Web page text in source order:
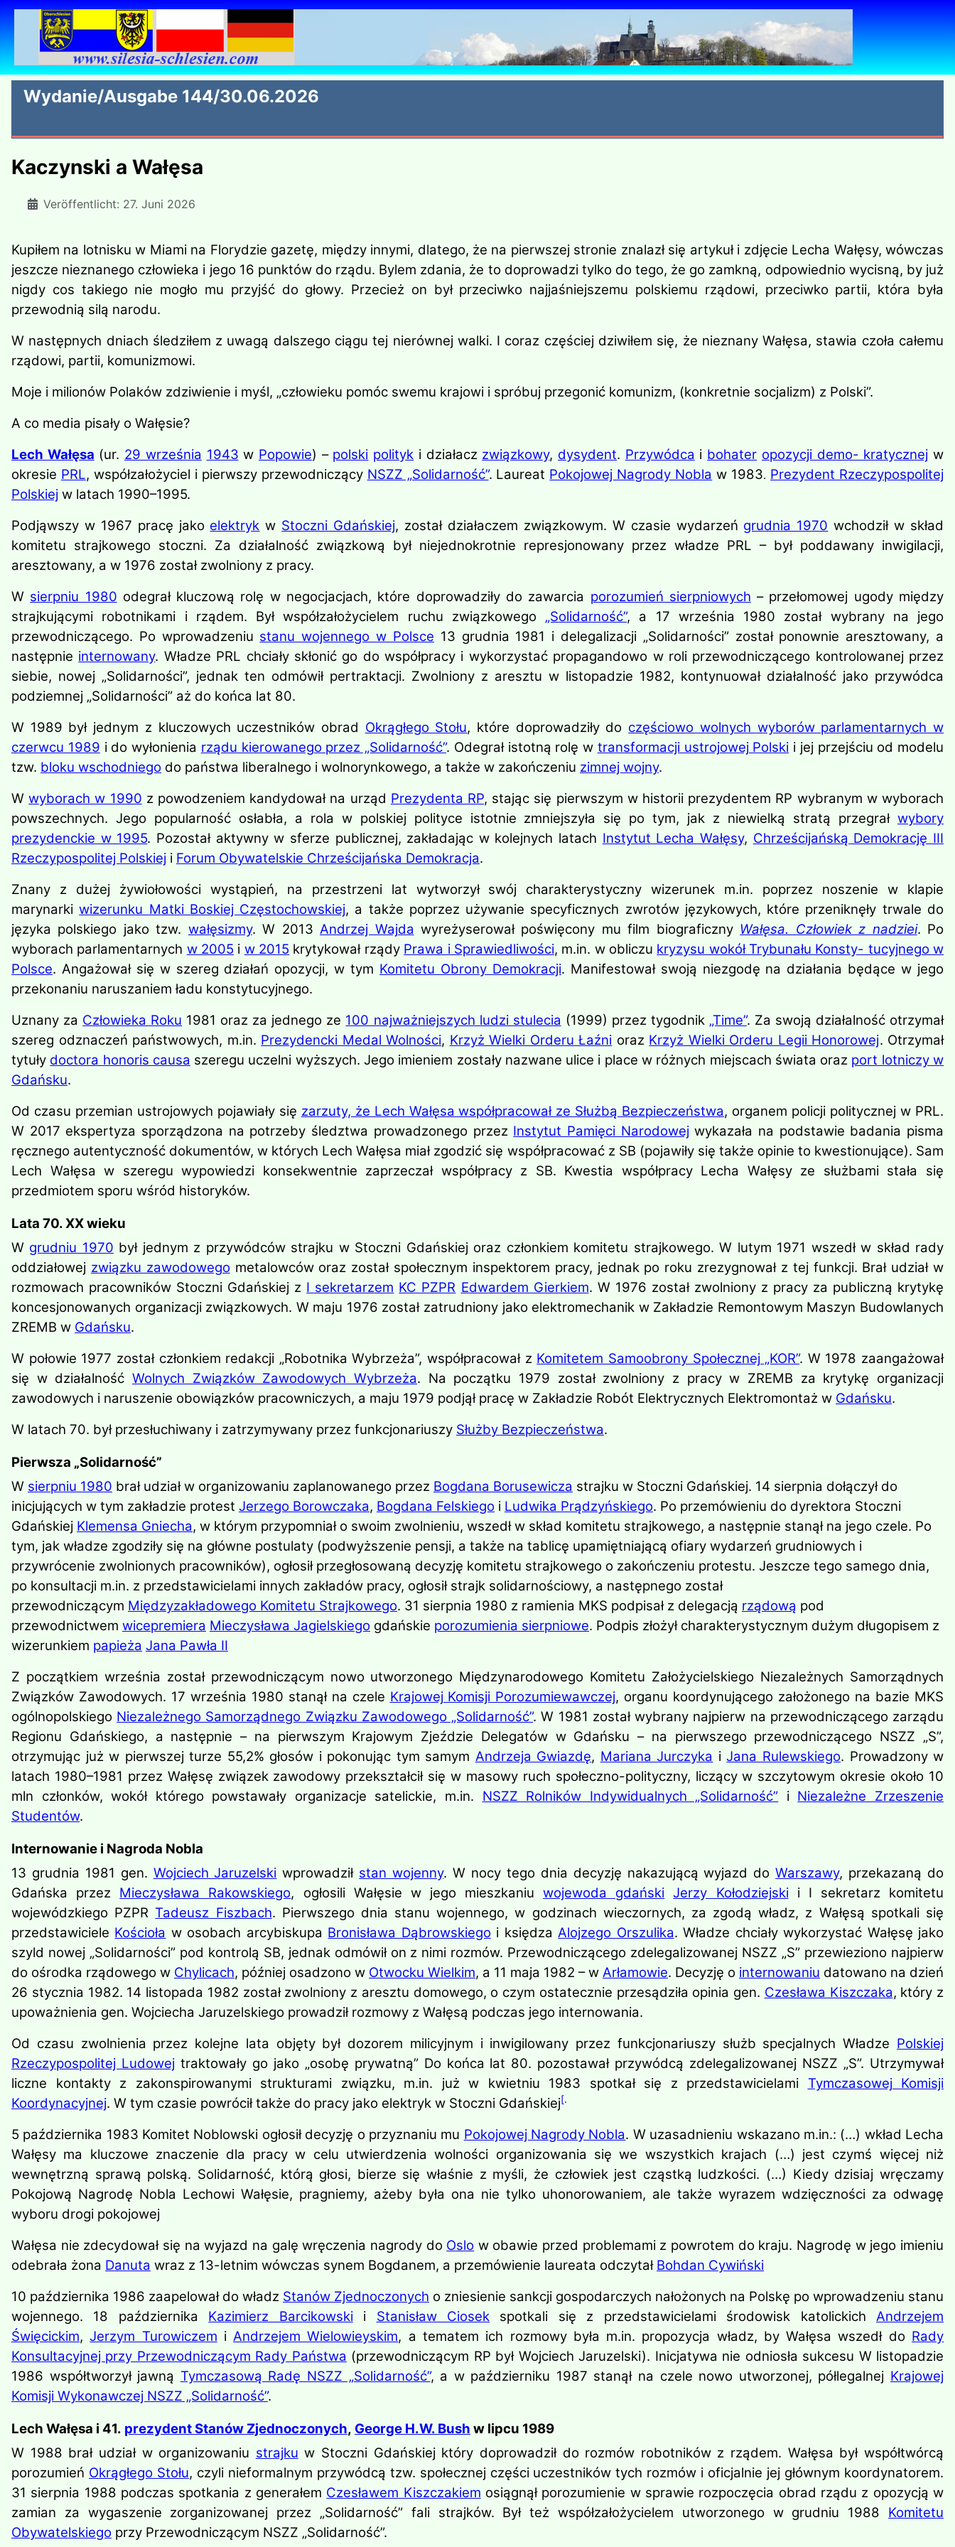
Wydanie/Ausgabe 144/30.06.2026
Kaczynski a Wałęsa
Veröffentlicht: 27. Juni 2026
Kupiłem na lotnisku w Miami na Florydzie gazetę, między innymi, dlatego, że na pierwszej stronie znalazł się artykuł i zdjęcie Lecha Wałęsy, wówczas
jeszcze nieznanego człowieka i jego 16 punktów do rządu. Bylem zdania, że to doprowadzi tylko do tego, że go zamkną, odpowiednio wycisną, by już
nigdy cos takiego nie mogło mu przyjść do głowy. Przecież on był przeciwko najjaśniejszemu polskiemu rządowi, przeciwko partii, która była
przewodnią silą narodu.
W następnych dniach śledziłem z uwagą dalszego ciągu tej nierównej walki. I coraz częściej dziwiłem się, że nieznany Wałęsa, stawia czoła całemu
rządowi, partii, komunizmowi.
Moje i milionów Polaków zdziwienie i myśl, „człowieku pomóc swemu krajowi i spróbuj przegonić komunizm, (konkretnie socjalizm) z Polski”.
A co media pisały o Wałęsie?
Lech Wałęsa (ur. 29 września 1943 w Popowie) – polski polityk i działacz związkowy, dysydent. Przywódca i bohater opozycji demo- kratycznej w
okresie PRL, współzałożyciel i pierwszy przewodniczący NSZZ „Solidarność”. Laureat Pokojowej Nagrody Nobla w 1983. Prezydent Rzeczypospolitej
Polskiej w latach 1990–1995.
Podjąwszy w 1967 pracę jako elektryk w Stoczni Gdańskiej, został działaczem związkowym. W czasie wydarzeń grudnia 1970 wchodził w skład
komitetu strajkowego stoczni. Za działalność związkową był niejednokrotnie represjonowany przez władze PRL – był poddawany inwigilacji,
aresztowany, a w 1976 został zwolniony z pracy.
W sierpniu 1980 odegrał kluczową rolę w negocjacjach, które doprowadziły do zawarcia porozumień sierpniowych – przełomowej ugody między
strajkującymi robotnikami i rządem. Był współzałożycielem ruchu związkowego „Solidarność”, a 17 września 1980 został wybrany na jego
przewodniczącego. Po wprowadzeniu stanu wojennego w Polsce 13 grudnia 1981 i delegalizacji „Solidarności” został ponownie aresztowany, a
następnie internowany. Władze PRL chciały skłonić go do współpracy i wykorzystać propagandowo w roli przewodniczącego kontrolowanej przez
siebie, nowej „Solidarności”, jednak ten odmówił pertraktacji. Zwolniony z aresztu w listopadzie 1982, kontynuował działalność jako przywódca
podziemnej „Solidarności” aż do końca lat 80.
W 1989 był jednym z kluczowych uczestników obrad Okrągłego Stołu, które doprowadziły do częściowo wolnych wyborów parlamentarnych w
czerwcu 1989 i do wyłonienia rządu kierowanego przez „Solidarność”. Odegrał istotną rolę w transformacji ustrojowej Polski i jej przejściu od modelu
tzw. bloku wschodniego do państwa liberalnego i wolnorynkowego, a także w zakończeniu zimnej wojny.
Wwyborach w 1990 z powodzeniem kandydował na urząd Prezydenta RP, stając się pierwszym w historii prezydentem RP wybranym w wyborach
powszechnych. Jego popularność osłabła, a rola w polskiej polityce istotnie zmniejszyła się po tym, jak z niewielką stratą przegrał wybory
prezydenckie w 1995. Pozostał aktywny w sferze publicznej, zakładając w kolejnych latach Instytut Lecha Wałęsy, Chrześcijańską Demokrację III
Rzeczypospolitej Polskiej i Forum Obywatelskie Chrześcijańska Demokracja.
Znany z dużej żywiołowości wystąpień, na przestrzeni lat wytworzył swój charakterystyczny wizerunek m.in. poprzez noszenie w klapie
marynarkiwizerunku Matki Boskiej Częstochowskiej, a także poprzez używanie specyficznych zwrotów językowych, które przeniknęły trwale do
języka polskiego jako tzw. wałęsizmy. W 2013Andrzej Wajda wyreżyserował poświęcony mu film biograficzny Wałęsa. Człowiek z nadziei. Po
wyborach parlamentarnych w 2005 i w 2015 krytykował rządy Prawa i Sprawiedliwości, m.in. w obliczu kryzysu wokół Trybunału Konsty- tucyjnego w
Polsce. Angażował się w szereg działań opozycji, w tym Komitetu Obrony Demokracji. Manifestował swoją niezgodę na działania będące w jego
przekonaniu naruszaniem ładu konstytucyjnego.
Uznany za Człowieka Roku 1981 oraz za jednego ze 100 najważniejszych ludzi stulecia (1999) przez tygodnik „Time”. Za swoją działalność otrzymał
szereg odznaczeń państwowych, m.in. Prezydencki Medal Wolności, Krzyż Wielki Orderu Łaźni oraz Krzyż Wielki Orderu Legii Honorowej. Otrzymał
tytuły doctora honoris causa szeregu uczelni wyższych. Jego imieniem zostały nazwane ulice i place w różnych miejscach świata oraz port lotniczy w
Gdańsku.
Od czasu przemian ustrojowych pojawiały się zarzuty, że Lech Wałęsa współpracował ze Służbą Bezpieczeństwa, organem policji politycznej w PRL.
W 2017 ekspertyza sporządzona na potrzeby śledztwa prowadzonego przez Instytut Pamięci Narodowejwykazała na podstawie badania pisma
ręcznego autentyczność dokumentów, w których Lech Wałęsa miał zgodzić się współpracować z SB (pojawiły się także opinie to kwestionujące). Sam
Lech Wałęsa w szeregu wypowiedzi konsekwentnie zaprzeczał współpracy z SB. Kwestia współpracy Lecha Wałęsy ze służbami stała się
przedmiotem sporu wśród historyków.
Lata 70. XX wieku
W grudniu 1970 był jednym z przywódców strajku w Stoczni Gdańskiej oraz członkiem komitetu strajkowego. W lutym 1971 wszedł w skład rady
oddziałowej związku zawodowegometalowców oraz został społecznym inspektorem pracy, jednak po roku zrezygnował z tej funkcji. Brał udział w
rozmowach pracowników Stoczni Gdańskiej z I sekretarzem KC PZPR Edwardem Gierkiem. W 1976 został zwolniony z pracy za publiczną krytykę
koncesjonowanych organizacji związkowych. W maju 1976 został zatrudniony jako elektromechanik w Zakładzie Remontowym Maszyn Budowlanych
ZREMB w Gdańsku.
W połowie 1977 został członkiem redakcji „Robotnika Wybrzeża”, współpracował z Komitetem Samoobrony Społecznej „KOR”. W 1978 zaangażował
się w działalność Wolnych Związków Zawodowych Wybrzeża. Na początku 1979 został zwolniony z pracy w ZREMB za krytykę organizacji
zawodowych i naruszenie obowiązków pracowniczych, a maju 1979 podjął pracę w Zakładzie Robót Elektrycznych Elektromontaż w Gdańsku.
W latach 70. był przesłuchiwany i zatrzymywany przez funkcjonariuszy Służby Bezpieczeństwa.
Pierwsza „Solidarność”
W sierpniu 1980 brał udział w organizowaniu zaplanowanego przez Bogdana Borusewicza strajku w Stoczni Gdańskiej. 14 sierpnia dołączył do
inicjujących w tym zakładzie protest Jerzego Borowczaka, Bogdana Felskiego i Ludwika Prądzyńskiego. Po przemówieniu do dyrektora Stoczni
Gdańskiej Klemensa Gniecha, w którym przypomniał o swoim zwolnieniu, wszedł w skład komitetu strajkowego, a następnie stanął na jego czele. Po
tym, jak władze zgodziły się na główne postulaty (podwyższenie pensji, a także na tablicę upamiętniającą ofiary wydarzeń grudniowych i
przywrócenie zwolnionych pracowników), ogłosił przegłosowaną decyzję komitetu strajkowego o zakończeniu protestu. Jeszcze tego samego dnia,
po konsultacji m.in. z przedstawicielami innych zakładów pracy, ogłosił strajk solidarnościowy, a następnego został
przewodniczącym Międzyzakładowego Komitetu Strajkowego. 31 sierpnia 1980 z ramienia MKS podpisał z delegacją rządową pod
przewodnictwem wicepremiera Mieczysława Jagielskiego gdańskie porozumienia sierpniowe. Podpis złożył charakterystycznym dużym długopisem z
wizerunkiem papieża Jana Pawła II
Z początkiem września został przewodniczącym nowo utworzonego Międzynarodowego Komitetu Założycielskiego Niezależnych Samorządnych
Związków Zawodowych. 17 września 1980 stanął na czele Krajowej Komisji Porozumiewawczej, organu koordynującego założonego na bazie MKS
ogólnopolskiego Niezależnego Samorządnego Związku Zawodowego „Solidarność”. W 1981 został wybrany najpierw na przewodniczącego zarządu
Regionu Gdańskiego, a następnie – na pierwszym Krajowym Zjeździe Delegatów w Gdańsku – na pierwszego przewodniczącego NSZZ „S”,
otrzymując już w pierwszej turze 55,2% głosów i pokonując tym samym Andrzeja Gwiazdę, Mariana Jurczyka iJana Rulewskiego. Prowadzony w
latach 1980–1981 przez Wałęsę związek zawodowy przekształcił się w masowy ruch społeczno-polityczny, liczący w szczytowym okresie około 10
mln członków, wokół którego powstawały organizacje satelickie, m.in. NSZZ Rolników Indywidualnych „Solidarność” i Niezależne Zrzeszenie
Studentów.
Internowanie i Nagroda Nobla
13 grudnia 1981 gen. Wojciech Jaruzelski wprowadził stan wojenny. W nocy tego dnia decyzję nakazującą wyjazd doWarszawy, przekazaną do
Gdańska przez Mieczysława Rakowskiego, ogłosili Wałęsie w jego mieszkaniuwojewoda gdański Jerzy Kołodziejskii I sekretarz komitetu
wojewódzkiego PZPRTadeusz Fiszbach. Pierwszego dnia stanu wojennego, w godzinach wieczornych, za zgodą władz, z Wałęsą spotkali się
przedstawiciele Kościoła w osobach arcybiskupa Bronisława Dąbrowskiegoi księdzaAlojzego Orszulika. Władze chciały wykorzystać Wałęsę jako
szyld nowej „Solidarności” pod kontrolą SB, jednak odmówił on z nimi rozmów. Przewodniczącego zdelegalizowanej NSZZ „S” przewieziono najpierw
do ośrodka rządowego w Chylicach, później osadzono w Otwocku Wielkim, a 11 maja 1982 – w Arłamowie. Decyzję o internowaniu datowano na dzień
26 stycznia 1982. 14 listopada 1982 został zwolniony z aresztu domowego, o czym ostatecznie przesądziła opinia gen. Czesława Kiszczaka, który z
upoważnienia gen. Wojciecha Jaruzelskiego prowadził rozmowy z Wałęsą podczas jego internowania.
Od czasu zwolnienia przez kolejne lata objęty był dozorem milicyjnym i inwigilowany przez funkcjonariuszy służb specjalnych Władze Polskiej
Rzeczypospolitej Ludowejtraktowały go jako „osobę prywatną” Do końca lat 80. pozostawał przywódcą zdelegalizowanej NSZZ „S”. Utrzymywał
liczne kontakty z zakonspirowanymi strukturami związku, m.in. już w kwietniu 1983 spotkał się z przedstawicielami Tymczasowej Komisji
Koordynacyjnej. W tym czasie powrócił także do pracy jako elektryk w Stoczni Gdańskiej[.
5 października 1983 Komitet Noblowski ogłosił decyzję o przyznaniu mu Pokojowej Nagrody Nobla. W uzasadnieniu wskazano m.in.: (…) wkład Lecha
Wałęsy ma kluczowe znaczenie dla pracy w celu utwierdzenia wolności organizowania się we wszystkich krajach (…) jest czymś więcej niż
wewnętrzną sprawą polską. Solidarność, którą głosi, bierze się właśnie z myśli, że człowiek jest cząstką ludzkości. (…) Kiedy dzisiaj wręczamy
Pokojową Nagrodę Nobla Lechowi Wałęsie, pragniemy, ażeby była ona nie tylko uhonorowaniem, ale także wyrazem wdzięczności za odwagę
wyboru drogi pokojowej
Wałęsa nie zdecydował się na wyjazd na galę wręczenia nagrody do Oslo w obawie przed problemami z powrotem do kraju. Nagrodę w jego imieniu
odebrała żona Danuta wraz z 13-letnim wówczas synem Bogdanem, a przemówienie laureata odczytał Bohdan Cywiński
10 października 1986 zaapelował do władz Stanów Zjednoczonych o zniesienie sankcji gospodarczych nałożonych na Polskę po wprowadzeniu stanu
wojennego. 18 października Kazimierz Barcikowskii Stanisław Ciosek spotkali się z przedstawicielami środowisk katolickichAndrzejem
Święcickim,Jerzym Turowiczem iAndrzejem Wielowieyskim, a tematem ich rozmowy była m.in. propozycja władz, by Wałęsa wszedł do Rady
Konsultacyjnej przy Przewodniczącym Rady Państwa (przewodniczącym RP był Wojciech Jaruzelski). Inicjatywa nie odniosła sukcesu W listopadzie
1986 współtworzył jawną Tymczasową Radę NSZZ „Solidarność”, a w październiku 1987 stanął na czele nowo utworzonej, półlegalnej Krajowej
Komisji Wykonawczej NSZZ „Solidarność”.
Lech Wałęsa i 41. prezydent Stanów Zjednoczonych, George H.W. Bush w lipcu 1989
W 1988 brał udział w organizowaniu strajku w Stoczni Gdańskiej który doprowadził do rozmów robotników z rządem. Wałęsa był współtwórcą
porozumień Okrągłego Stołu, czyli nieformalnym przywódcą tzw. społecznej części uczestników tych rozmów i oficjalnie jej głównym koordynatorem.
31 sierpnia 1988 podczas spotkania z generałem Czesławem Kiszczakiem osiągnął porozumienie w sprawie rozpoczęcia obrad rządu z opozycją w
zamian za wygaszenie zorganizowanej przez „Solidarność” fali strajków. Był też współzałożycielem utworzonego w grudniu 1988 Komitetu
Obywatelskiego przy Przewodniczącym NSZZ „Solidarność”.